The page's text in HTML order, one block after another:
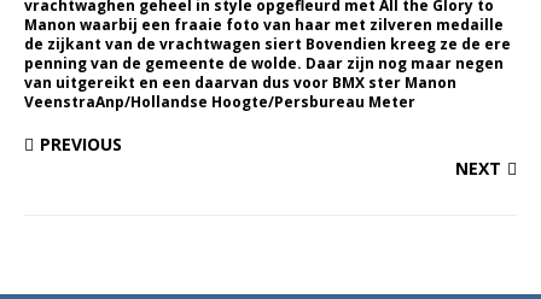
vrachtwaghen geheel in style opgefleurd met All the Glory to
Manon waarbij een fraaie foto van haar met zilveren medaille
de zijkant van de vrachtwagen siert Bovendien kreeg ze de ere
penning van de gemeente de wolde. Daar zijn nog maar negen
van uitgereikt en een daarvan dus voor BMX ster Manon
VeenstraAnp/Hollandse Hoogte/Persbureau Meter
PREVIOUS
NEXT